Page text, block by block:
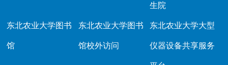
生院
东北农业大学图书
馆
东北农业大学图书
馆校外访问
东北农业大学大型
仪器设备共享服务